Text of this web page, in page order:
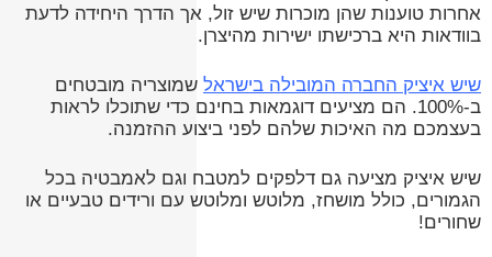
אחרות טוענות שהן מוכרות שיש זול, אך הדרך היחידה לדעת
בוודאות היא ברכישתו ישירות מהיצרן.
שיש איציק החברה המובילה בישראל שמוצריה מובטחים
ב-100%. הם מציעים דוגמאות בחינם כדי שתוכלו לראות
בעצמכם מה האיכות שלהם לפני ביצוע ההזמנה.
שיש איציק מציעה גם דלפקים למטבח וגם לאמבטיה בכל
הגמורים, כולל מושחז, מלוטש ומלוטש עם ורידים טבעיים או
שחורים!